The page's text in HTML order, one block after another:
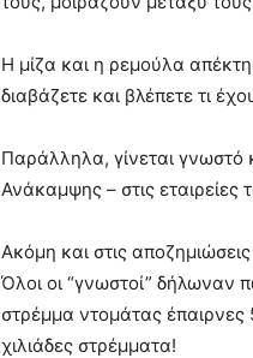
Η μίζα και η ρεμούλα
διαβάζετε και βλέπετε τι
Παράλληλα, γίνεται γνωστό
Ανάκαμψης – στις
Ακόμη και στις
Όλοι οι “γνωστοί” δήλωναν
στρέμμα ντομάτας έπαιρνες
χιλιάδες στρέμματα!